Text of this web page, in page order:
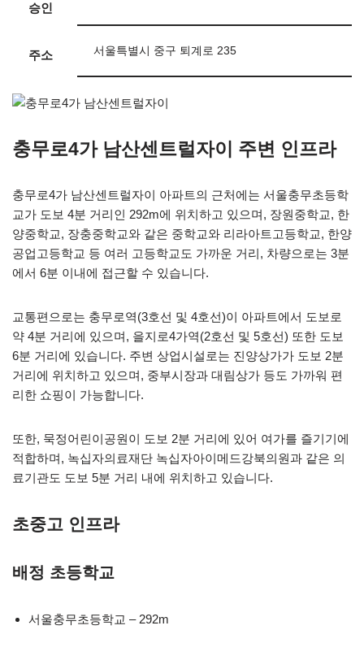
승인
주소 서울특별시 중구 퇴계로 235
충무로4가 남산센트럴자이 주변 인프라
충무로4가 남산센트럴자이 아파트의 근처에는 서울충무초등학
교가 도보 4분 거리인 292m에 위치하고 있으며, 장원중학교, 한
양중학교, 장충중학교와 같은 중학교와 리라아트고등학교, 한양
공업고등학교 등 여러 고등학교도 가까운 거리, 차량으로는 3분
에서 6분 이내에 접근할 수 있습니다.
교통편으로는 충무로역(3호선 및 4호선)이 아파트에서 도보로
약 4분 거리에 있으며, 을지로4가역(2호선 및 5호선) 또한 도보
6분 거리에 있습니다. 주변 상업시설로는 진양상가가 도보 2분
거리에 위치하고 있으며, 중부시장과 대림상가 등도 가까워 편
리한 쇼핑이 가능합니다.
또한, 묵정어린이공원이 도보 2분 거리에 있어 여가를 즐기기에
적합하며, 녹십자의료재단 녹십자아이메드강북의원과 같은 의
료기관도 도보 5분 거리 내에 위치하고 있습니다.
초중고 인프라
배정 초등학교
서울충무초등학교 – 292m